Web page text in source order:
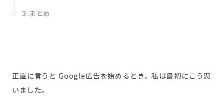
３.まとめ
正直に言うと Google広告を始めるとき、私は最初にこう思
いました。